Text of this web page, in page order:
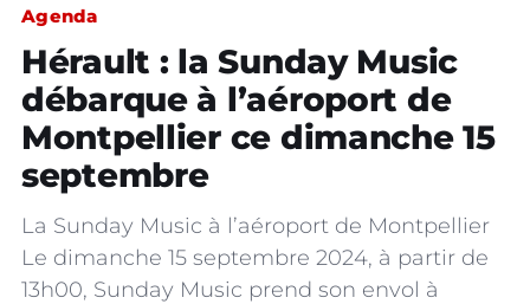
Agenda
Hérault : la Sunday Music
débarque à l’aéroport de
Montpellier ce dimanche 15
septembre
La Sunday Music à l’aéroport de Montpellier
Le dimanche 15 septembre 2024, à partir de
13h00, Sunday Music prend son envol à